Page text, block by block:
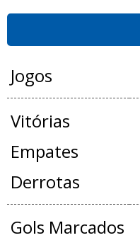
Jogos
Vitórias
Empates
Derrotas
Gols Marcados